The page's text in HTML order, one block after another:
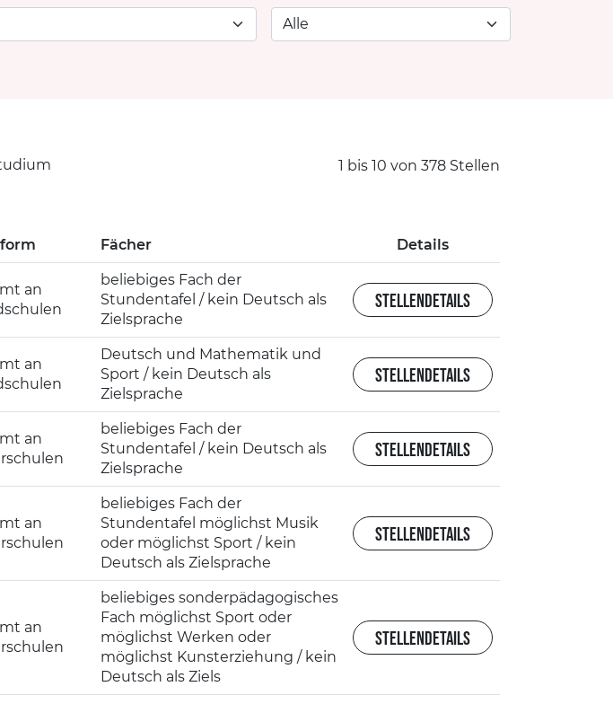
1 bis 10 von 378 Stellen
Fächer Details
an
beliebiges Fach der
Stundentafel / kein Deutsch als
Zielsprache
STELLENDETAILS
an
Deutsch und Mathematik und
Sport / kein Deutsch als
Zielsprache
STELLENDETAILS
an
beliebiges Fach der
Stundentafel / kein Deutsch als
Zielsprache
STELLENDETAILS
an
beliebiges Fach der
Stundentafel möglichst Musik
oder möglichst Sport / kein
Deutsch als Zielsprache
STELLENDETAILS
an
beliebiges sonderpädagogisches
Fach möglichst Sport oder
möglichst Werken oder
möglichst Kunsterziehung / kein
Deutsch als Ziels
STELLENDETAILS